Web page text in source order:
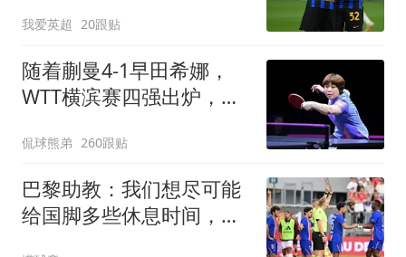
我爱英超 20跟贴
随着蒯曼4-1早田希娜，
WTT横滨赛四强出炉，国
侃球熊弟 260跟贴
巴黎助教：我们想尽可能
给国脚多些休息时间，满